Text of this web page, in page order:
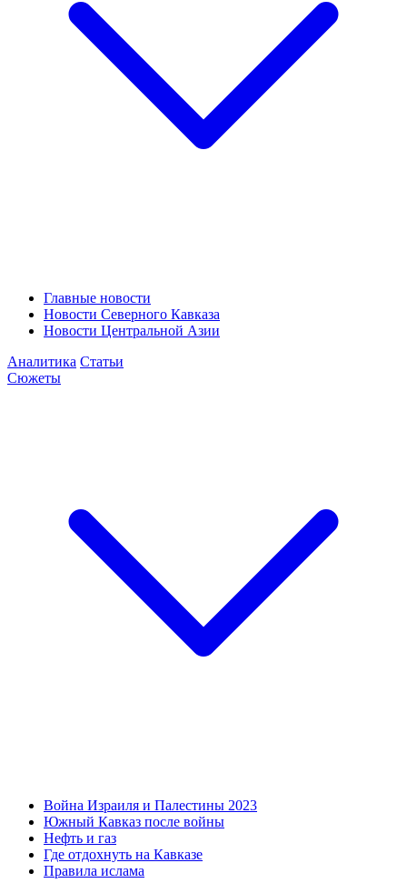
Главные новости
Новости Северного Кавказа
Новости Центральной Азии
Аналитика Статьи
Сюжеты
Война Израиля и Палестины 2023
Южный Кавказ после войны
Нефть и газ
Где отдохнуть на Кавказе
Правила ислама